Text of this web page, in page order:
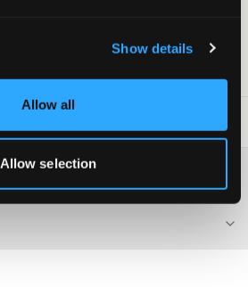
Show details
Allow all
Allow selection